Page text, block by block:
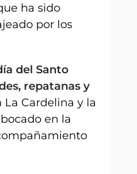
ha sido
por los
del Santo
repatanas y
Cardelina y la
en la